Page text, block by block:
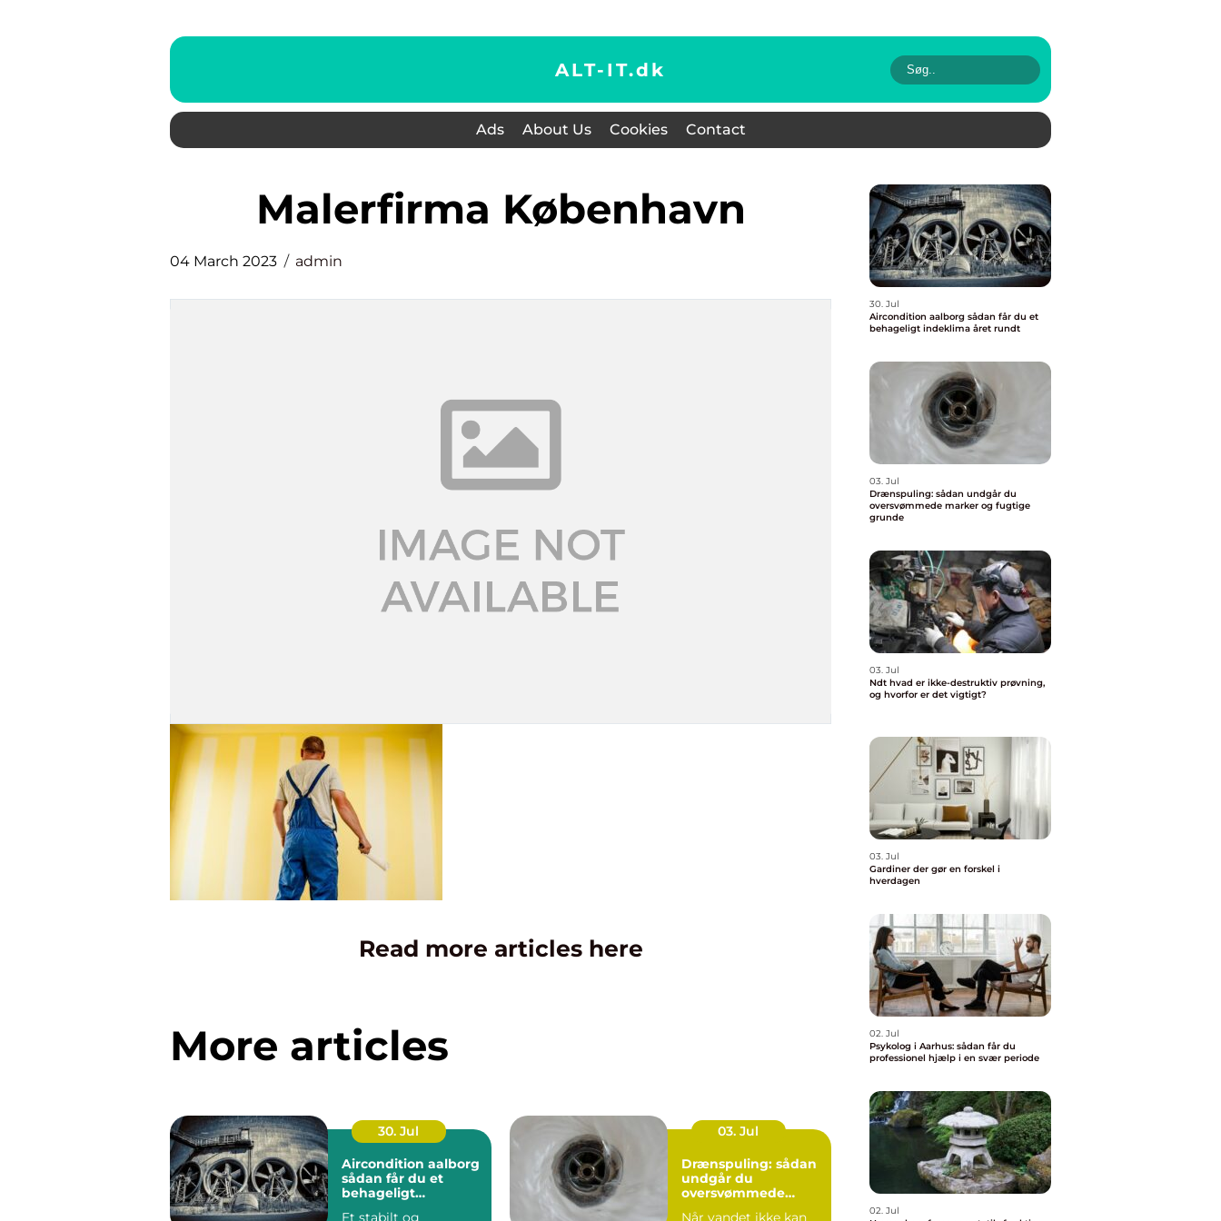
ALT-IT.dk
Ads About Us Cookies Contact
Malerfirma København
04 March 2023 admin
Read more articles here
More articles
30. Jul
Aircondition aalborg
sådan får du et
behageligt
Et stabilt og
03. Jul
Drænspuling: sådan
undgår du
oversvømmede
Når vandet ikke kan
30. Jul
Aircondition aalborg sådan får du et
behageligt indeklima året rundt
03. Jul
Drænspuling: sådan undgår du
oversvømmede marker og fugtige
grunde
03. Jul
Ndt hvad er ikke-destruktiv prøvning,
og hvorfor er det vigtigt?
03. Jul
Gardiner der gør en forskel i
hverdagen
02. Jul
Psykolog i Aarhus: sådan får du
professionel hjælp i en svær periode
02. Jul